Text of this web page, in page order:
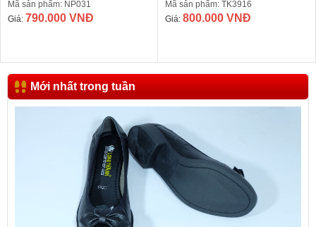
Mã sản phẩm: NP031
Giá: 790.000 VNĐ
Mã sản phẩm: TK3916
Giá: 800.000 VNĐ
Mới nhất trong tuần